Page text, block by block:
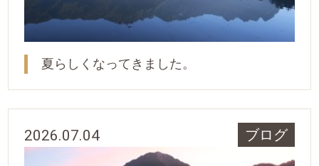
夏らしくなってきました。
2026.07.04 ブログ